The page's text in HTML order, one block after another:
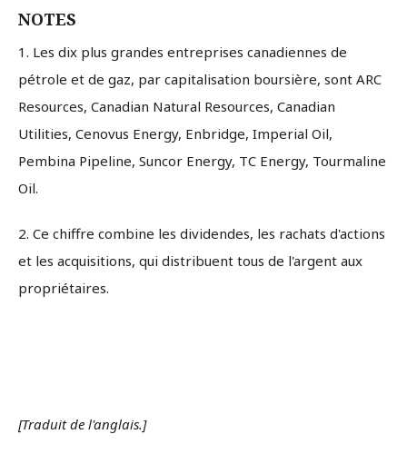
NOTES
1. Les dix plus grandes entreprises canadiennes de
pétrole et de gaz, par capitalisation boursière, sont ARC
Resources, Canadian Natural Resources, Canadian
Utilities, Cenovus Energy, Enbridge, Imperial Oil,
Pembina Pipeline, Suncor Energy, TC Energy, Tourmaline
Oil.
2. Ce chiffre combine les dividendes, les rachats d'actions
et les acquisitions, qui distribuent tous de l'argent aux
propriétaires.
[Traduit de l'anglais.]